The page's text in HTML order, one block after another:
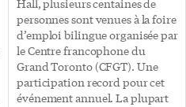
scolaires, peuvent examiner
l’offre des chanteurs,
musiciens, humoristes,
compagnies de théâtre qui
souhaitent tourner en Ontario.
[…]
Hall, plusieurs centaines de
personnes sont venues à la foire
d’emploi bilingue organisée par
le Centre francophone du
Grand Toronto (CFGT). Une
participation record pour cet
événement annuel. La plupart